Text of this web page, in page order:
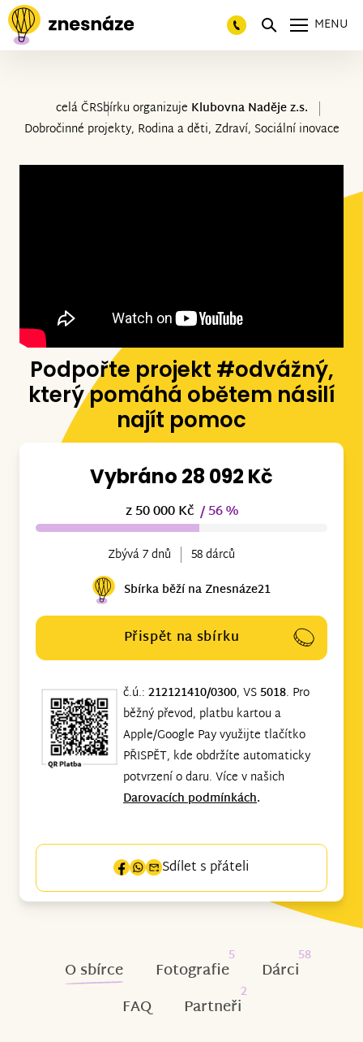
MENU
celá ČRSbírku organizuje Klubovna Naděje z.s.
Dobročinné projekty, Rodina a děti, Zdraví, Sociální inovace
Podpořte projekt #odvážný,
který pomáhá obětem násilí
najít pomoc
Vybráno 28 092 Kč
z 50 000 Kč / 56 %
Zbývá 7 dnů
58 dárců
Sbírka běží na Znesnáze21
Přispět na sbírku
č.ú.:212121410/0300, VS5018. Pro
běžný převod, platbu kartou a
Apple/Google Pay využijte tlačítko
PŘISPĚT, kde obdržíte automaticky
potvrzení o daru. Více v našich
Darovacích podmínkách.
Sdílet s přáteli
O sbírce Fotografie
5
Dárci
58
FAQ Partneři
2